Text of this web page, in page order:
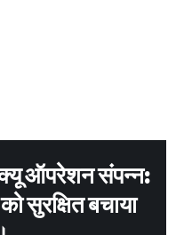
ऑपरेशन संपन्न:
सुरक्षित बचाया